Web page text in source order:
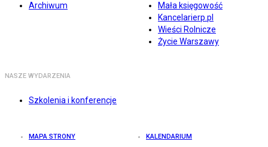
Archiwum
Mała księgowość
Kancelarierp.pl
Wieści Rolnicze
Życie Warszawy
NASZE WYDARZENIA
Szkolenia i konferencje
MAPA STRONY KALENDARIUM